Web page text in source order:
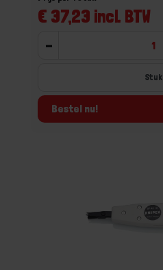
€ 37,23 incl. BTW
-
Stuk
Bestel nu!